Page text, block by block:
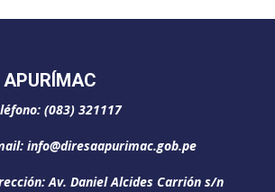
APURÍMAC
(083) 321117
info@diresaapurimac.gob.pe
Av. Daniel Alcides Carrión s/n